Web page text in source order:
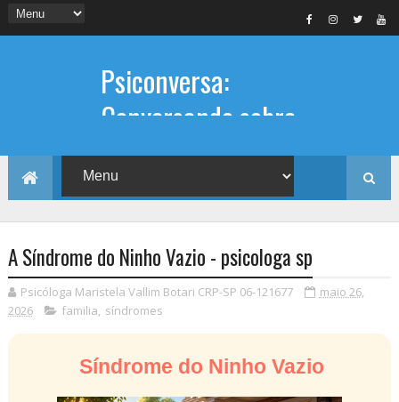
Psiconversa:
Conversando sobre
Psicologia
Informações sobre: Psicóloga,
Psicoterapia, terapia de casal, terapia
individual, Psicóloga online e presencial,
A Síndrome do Ninho Vazio - psicologa sp
Psicóloga Maristela Vallim Botari CRP-SP 06-121677
maio 26,
2026
familia, síndromes
Síndrome do Ninho Vazio